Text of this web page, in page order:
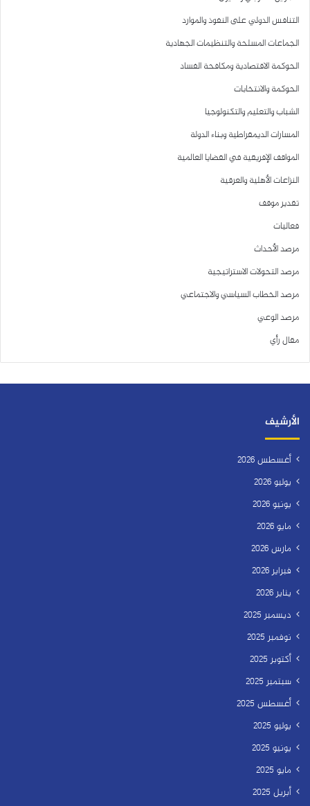
التنافس الدولي على النفوذ والموارد
الجماعات المسلحة والتنظيمات الجهادية
الحوكمة الاقتصادية ومكافحة الفساد
الحوكمة والانتخابات
الشباب والتعليم والتكنولوجيا
المسارات الديمقراطية وبناء الدولة
المواقف الإفريقية في القضايا العالمية
النزاعات الأهلية والعرقية
تقدير موقف
فعاليات
مرصد الأحداث
مرصد التحولات الاستراتيجية
مرصد الخطاب السياسي والاجتماعي
مرصد الوعي
مقال رأي
الأرشيف
أغسطس 2026
يوليو 2026
يونيو 2026
مايو 2026
مارس 2026
فبراير 2026
يناير 2026
ديسمبر 2025
نوفمبر 2025
أكتوبر 2025
سبتمبر 2025
أغسطس 2025
يوليو 2025
يونيو 2025
مايو 2025
أبريل 2025